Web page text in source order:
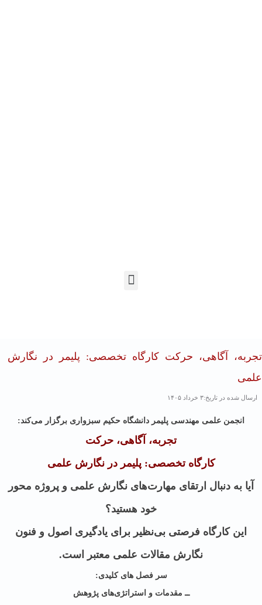
تجربه، آگاهی، حرکت کارگاه تخصصی: پلیمر در نگارش
علمی
ارسال شده در تاریخ:۳ خرداد ۱۴۰۵
انجمن علمی مهندسی پلیمر دانشگاه حکیم سبزواری برگزار می‌کند:
تجربه، آگاهی، حرکت
کارگاه تخصصی: پلیمر در نگارش علمی
آیا به دنبال ارتقای مهارت‌های نگارش علمی و پروژه محور
خود هستید؟
این کارگاه فرصتی بی‌نظیر برای یادگیری اصول و فنون
نگارش مقالات علمی معتبر است.
سر فصل های کلیدی:
ــ مقدمات و استراتژی‌های پژوهش